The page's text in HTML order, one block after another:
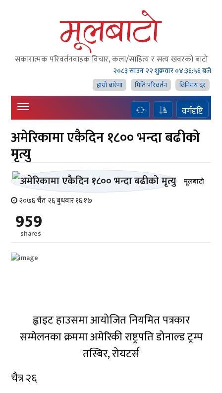
सकारात्मक परिवर्तनवाहक विचार, कला/साहित्य र सत्य खवरको बाटाे
२०८३ साउन २२ शुक्रवार०४:३६:५६ बजे
हाम्राे बारेमा
मिति परिवर्तन विनिमय दर
वर्गदृष्टि
अमेरिकामा एकैदिन १८०० भन्दा बढीको
मृत्यु
मूलबाटाे
२०७६ चैत २६ बुधवार १६:१७
959
shares
ह्वाइट हाउसमा आयोजित नियमित पत्रकार
सम्मेलनका क्रममा अमेरिकी राष्ट्रपति डोनाल्ड ट्रम्प
तस्बिर, रोयटर्स
चैत्र २६